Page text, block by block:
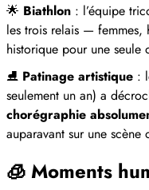
🌟 Biathlon : l’équipe
les trois relais —
historique pour une seule
⛸️ Patinage artistique :
seulement un an) a
chorégraphie
auparavant sur une scène
🧊 Moments